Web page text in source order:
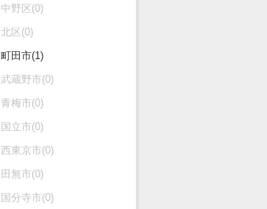
中野区(0)
北区(0)
町田市(1)
武蔵野市(0)
青梅市(0)
国立市(0)
西東京市(0)
田無市(0)
国分寺市(0)